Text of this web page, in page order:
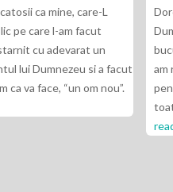
ca mine, care-L
pe care l-am facut
cu adevarat un
lui Dumnezeu si a facut
ca va face, “un om nou”.
am